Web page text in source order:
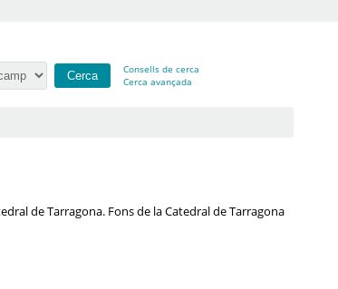
Consells de cerca
Cerca avançada
de Tarragona. Fons de la Catedral de Tarragona